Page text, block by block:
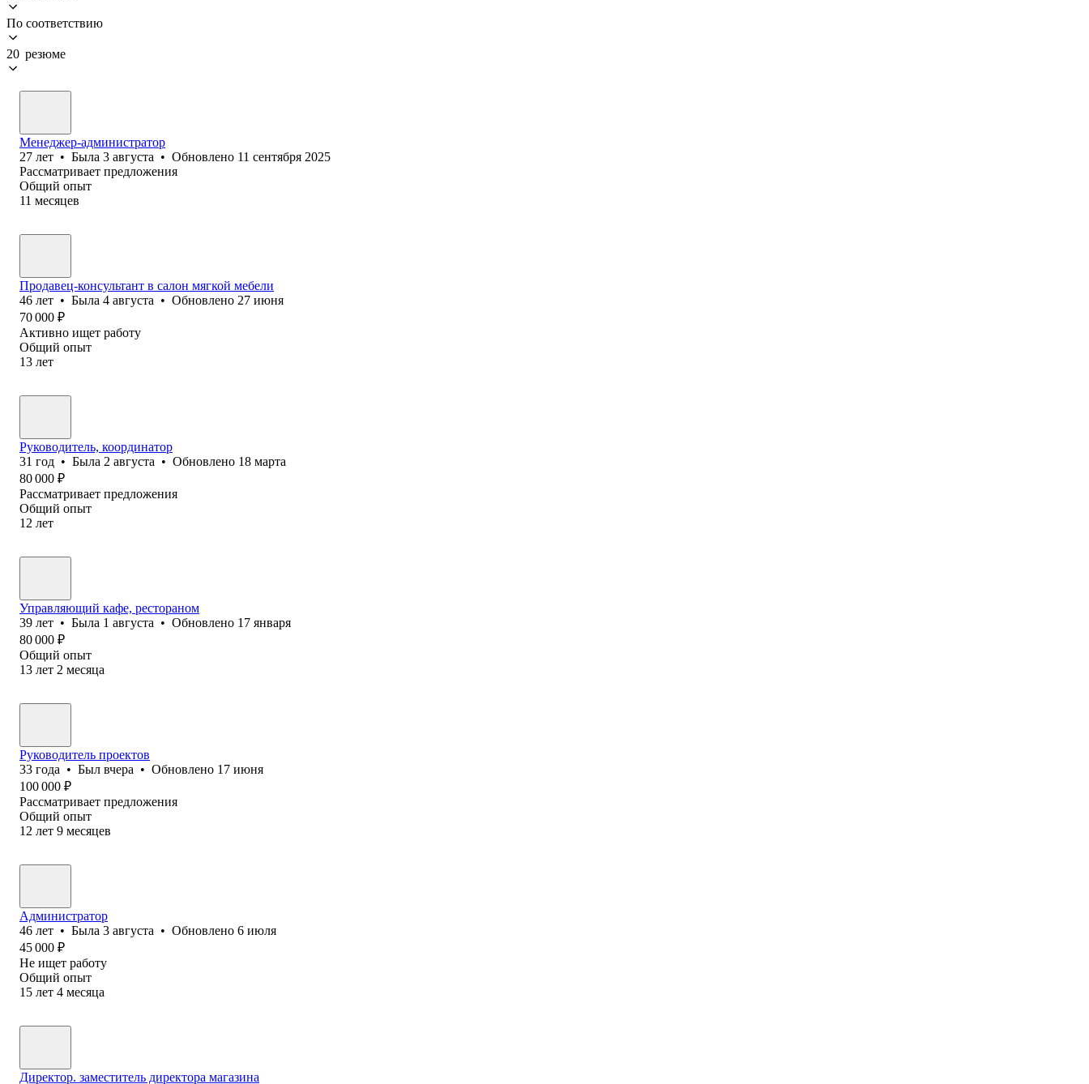
По соответствию
20 резюме
Менеджер-администратор
27 лет • Была 3 августа • Обновлено 11 сентября 2025
Рассматривает предложения
Общий опыт
11 месяцев
Продавец-консультант в салон мягкой мебели
46 лет • Была 4 августа • Обновлено 27 июня
70 000 ₽
Активно ищет работу
Общий опыт
13 лет
Руководитель, координатор
31 год • Была 2 августа • Обновлено 18 марта
80 000 ₽
Рассматривает предложения
Общий опыт
12 лет
Управляющий кафе, рестораном
39 лет • Была 1 августа • Обновлено 17 января
80 000 ₽
Общий опыт
13 лет 2 месяца
Руководитель проектов
33 года • Был вчера • Обновлено 17 июня
100 000 ₽
Рассматривает предложения
Общий опыт
12 лет 9 месяцев
Администратор
46 лет • Была 3 августа • Обновлено 6 июля
45 000 ₽
Не ищет работу
Общий опыт
15 лет 4 месяца
Директор. заместитель директора магазина